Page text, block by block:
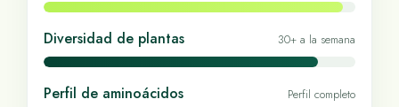
Diversidad de plantas 30+ a la semana
Perfil de aminoácidos Perfil completo